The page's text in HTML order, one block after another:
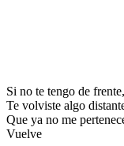
Si no te tengo de
Te volviste algo
Que ya no me
Vuelve